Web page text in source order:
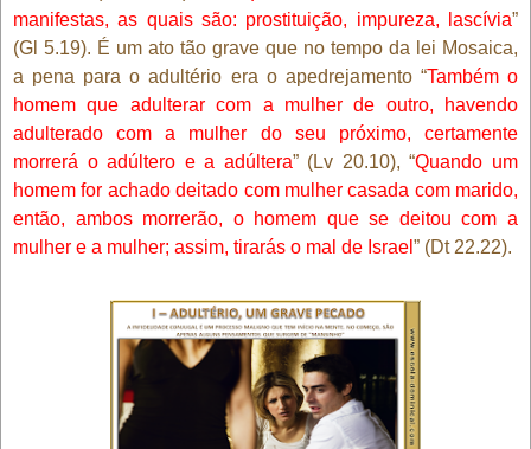
manifestas, as quais são: prostituição, impureza, lascívia”
(Gl 5.19). É um ato tão grave que no tempo da lei Mosaica,
a pena para o adultério era o apedrejamento “Também o
homem que adulterar com a mulher de outro, havendo
adulterado com a mulher do seu próximo, certamente
morrerá o adúltero e a adúltera” (Lv 20.10), “Quando um
homem for achado deitado com mulher casada com marido,
então, ambos morrerão, o homem que se deitou com a
mulher e a mulher; assim, tirarás o mal de Israel ” (Dt 22.22).